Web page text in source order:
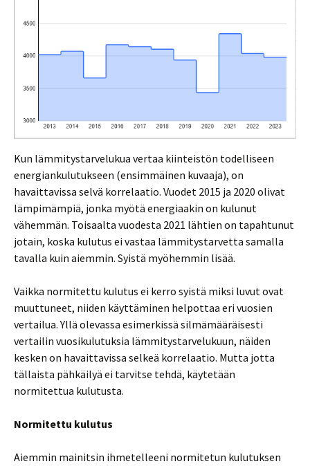
Kun lämmitystarvelukua vertaa kiinteistön todelliseen
energiankulutukseen (ensimmäinen kuvaaja), on
havaittavissa selvä korrelaatio. Vuodet 2015 ja 2020 olivat
lämpimämpiä, jonka myötä energiaakin on kulunut
vähemmän. Toisaalta vuodesta 2021 lähtien on tapahtunut
jotain, koska kulutus ei vastaa lämmitystarvetta samalla
tavalla kuin aiemmin. Syistä myöhemmin lisää.
Vaikka normitettu kulutus ei kerro syistä miksi luvut ovat
muuttuneet, niiden käyttäminen helpottaa eri vuosien
vertailua. Yllä olevassa esimerkissä silmämääräisesti
vertailin vuosikulutuksia lämmitystarvelukuun, näiden
kesken on havaittavissa selkeä korrelaatio. Mutta jotta
tällaista pähkäilyä ei tarvitse tehdä, käytetään
normitettua kulutusta.
Normitettu kulutus
Aiemmin mainitsin ihmetelleeni normitetun kulutuksen